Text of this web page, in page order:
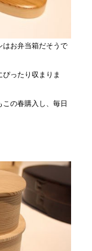
はお弁当箱だそうで
ったり収まりま
の春購入し、毎日